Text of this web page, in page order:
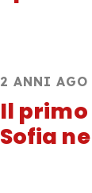
2 ANNI AGO
Il
Sofia